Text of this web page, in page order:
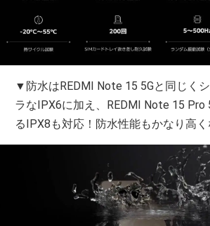
▼防水はREDMI Note 15 5Gと同じく
ラなIPX6に加え、REDMI Note 15 Pro
るIPX8も対応！防水性能もかなり高